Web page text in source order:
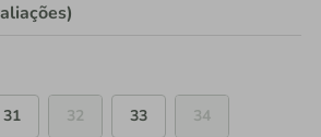
31 32 33 34